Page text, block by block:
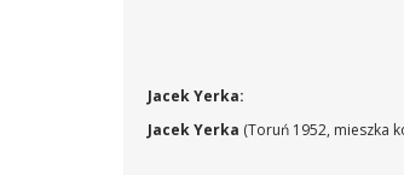
Jacek Yerka:
Jacek Yerka (Toruń 1952, mieszka